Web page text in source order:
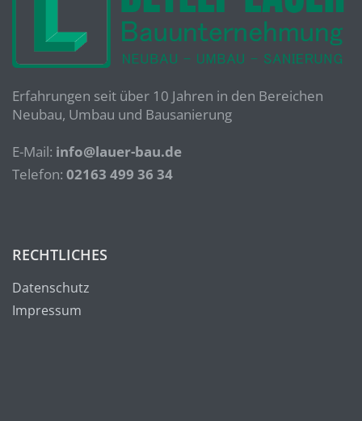
Erfahrungen seit über 10 Jahren in den Bereichen
Neubau, Umbau und Bausanierung
E-Mail: info@lauer-bau.de
Telefon: 02163 499 36 34
RECHTLICHES
Datenschutz
Impressum